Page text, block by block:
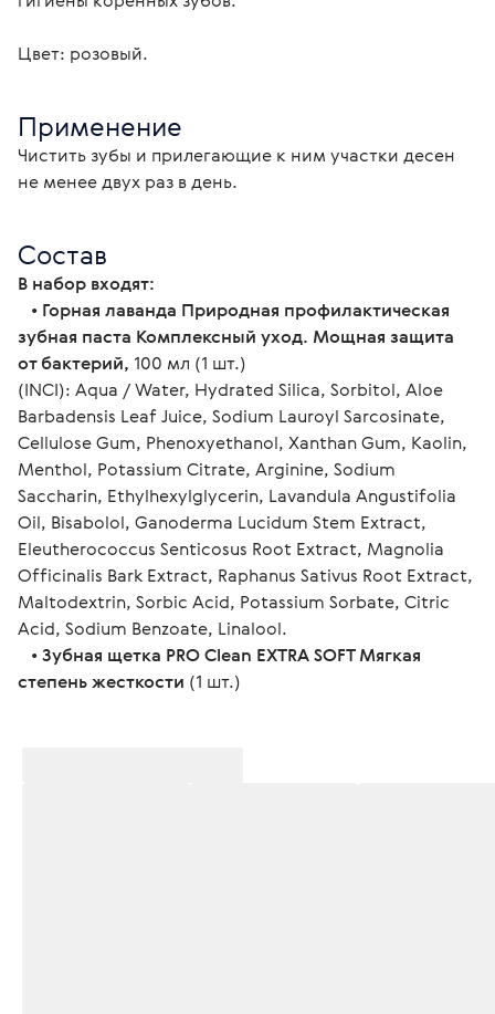
Цвет: розовый.
Применение
Чистить зубы и прилегающие к ним участки десен
не менее двух раз в день.
Состав
В набор входят:
• Горная лаванда Природная профилактическая
зубная паста Комплексный уход. Мощная защита
от бактерий, 100 мл (1 шт.)
(INCI): Aqua / Water, Hydrated Silica, Sorbitol, Aloe
Barbadensis Leaf Juice, Sodium Lauroyl Sarcosinate,
Cellulose Gum, Phenoxyethanol, Xanthan Gum, Kaolin,
Menthol, Potassium Citrate, Arginine, Sodium
Saccharin, Ethylhexylglycerin, Lavandula Angustifolia
Oil, Bisabolol, Ganoderma Lucidum Stem Extract,
Eleutherococcus Senticosus Root Extract, Magnolia
Officinalis Bark Extract, Raphanus Sativus Root Extract,
Maltodextrin, Sorbic Acid, Potassium Sorbate, Citric
Acid, Sodium Benzoate, Linalool.
• Зубная щетка PRO Clean EXTRA SOFT Мягкая
степень жесткости (1 шт.)